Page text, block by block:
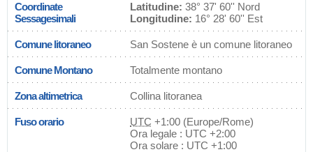
Coordinate
Sessagesimali
Latitudine: 38° 37' 60'' Nord
Longitudine: 16° 28' 60'' Est
Comune litoraneo San Sostene è un comune litoraneo
Comune Montano Totalmente montano
Zona altimetrica Collina litoranea
Fuso orario UTC +1:00 (Europe/Rome)
Ora legale : UTC +2:00
Ora solare : UTC +1:00